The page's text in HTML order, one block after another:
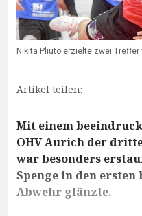
Nikita Pliuto erzielte zwei
Artikel teilen:
Mit einem
OHV Aurich der
war besonders
Spenge in den
Abwehr glänzte.